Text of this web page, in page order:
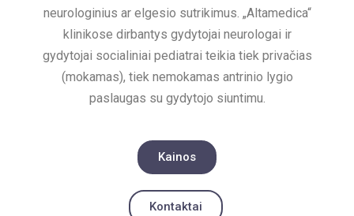
neurologinius ar elgesio sutrikimus. „Altamedica“
klinikose dirbantys gydytojai neurologai ir
gydytojai socialiniai pediatrai teikia tiek privačias
(mokamas), tiek nemokamas antrinio lygio
paslaugas su gydytojo siuntimu.
Kainos
Kontaktai